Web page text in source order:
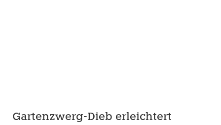
Gartenzwerg-Dieb erleichtert